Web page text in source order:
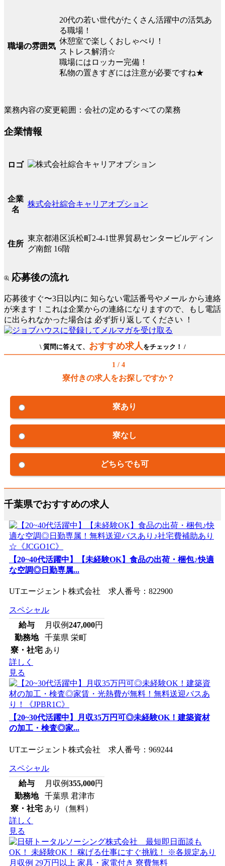
職場の雰囲気
20代の若い世代がたくさん活躍中の活気あ
る職場！
休憩室で楽しくおしゃべり！
ストレス解消☆
職場にはロッカー完備！
私物の置きすぎには注意が必要ですね★
業務内容の変更範囲：会社の定めるすべての業務
企業情報
ロゴ
企業
名
株式会社綜合キャリアオプション
住所
東京都港区浜松町2-4-1世界貿易センタービルディン
グ南館 16階
応募後の流れ
応募後すぐ〜3日以内に 知らない電話番号やメール から連絡
が来ます！これは企業からの連絡になりますので、もし電話
に出られなかった場合は 必ず折り返してください ！
\ 質問に答えて、 おすすめ求人 をチェック！ /
1 / 4
寮付きの求人をお探しですか？
寮あり
寮なし
どちらでも可
千葉県でおすすめの求人
【20~40代活躍中】【未経験OK】食品の出荷・梱包♪快適
な空調◎日勤専属...
UTエージェント株式会社 求人番号：822900
スペシャル
給与
月収例247,000円
勤務地
千葉県 栄町
寮・社宅 あり
詳しく
見る
【20~30代活躍中】月収35万円可◎未経験OK！建築資材
の加工・検査◎家...
UTエージェント株式会社 求人番号：969244
スペシャル
給与
月収例355,000円
勤務地
千葉県 君津市
寮・社宅 あり（無料）
詳しく
見る